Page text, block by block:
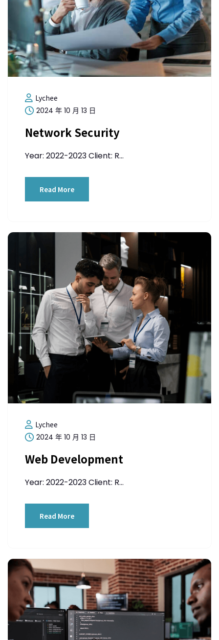
Lychee
2024 年 10 月 13 日
Network Security
Year: 2022-2023 Client: R...
Read More
Lychee
2024 年 10 月 13 日
Web Development
Year: 2022-2023 Client: R...
Read More